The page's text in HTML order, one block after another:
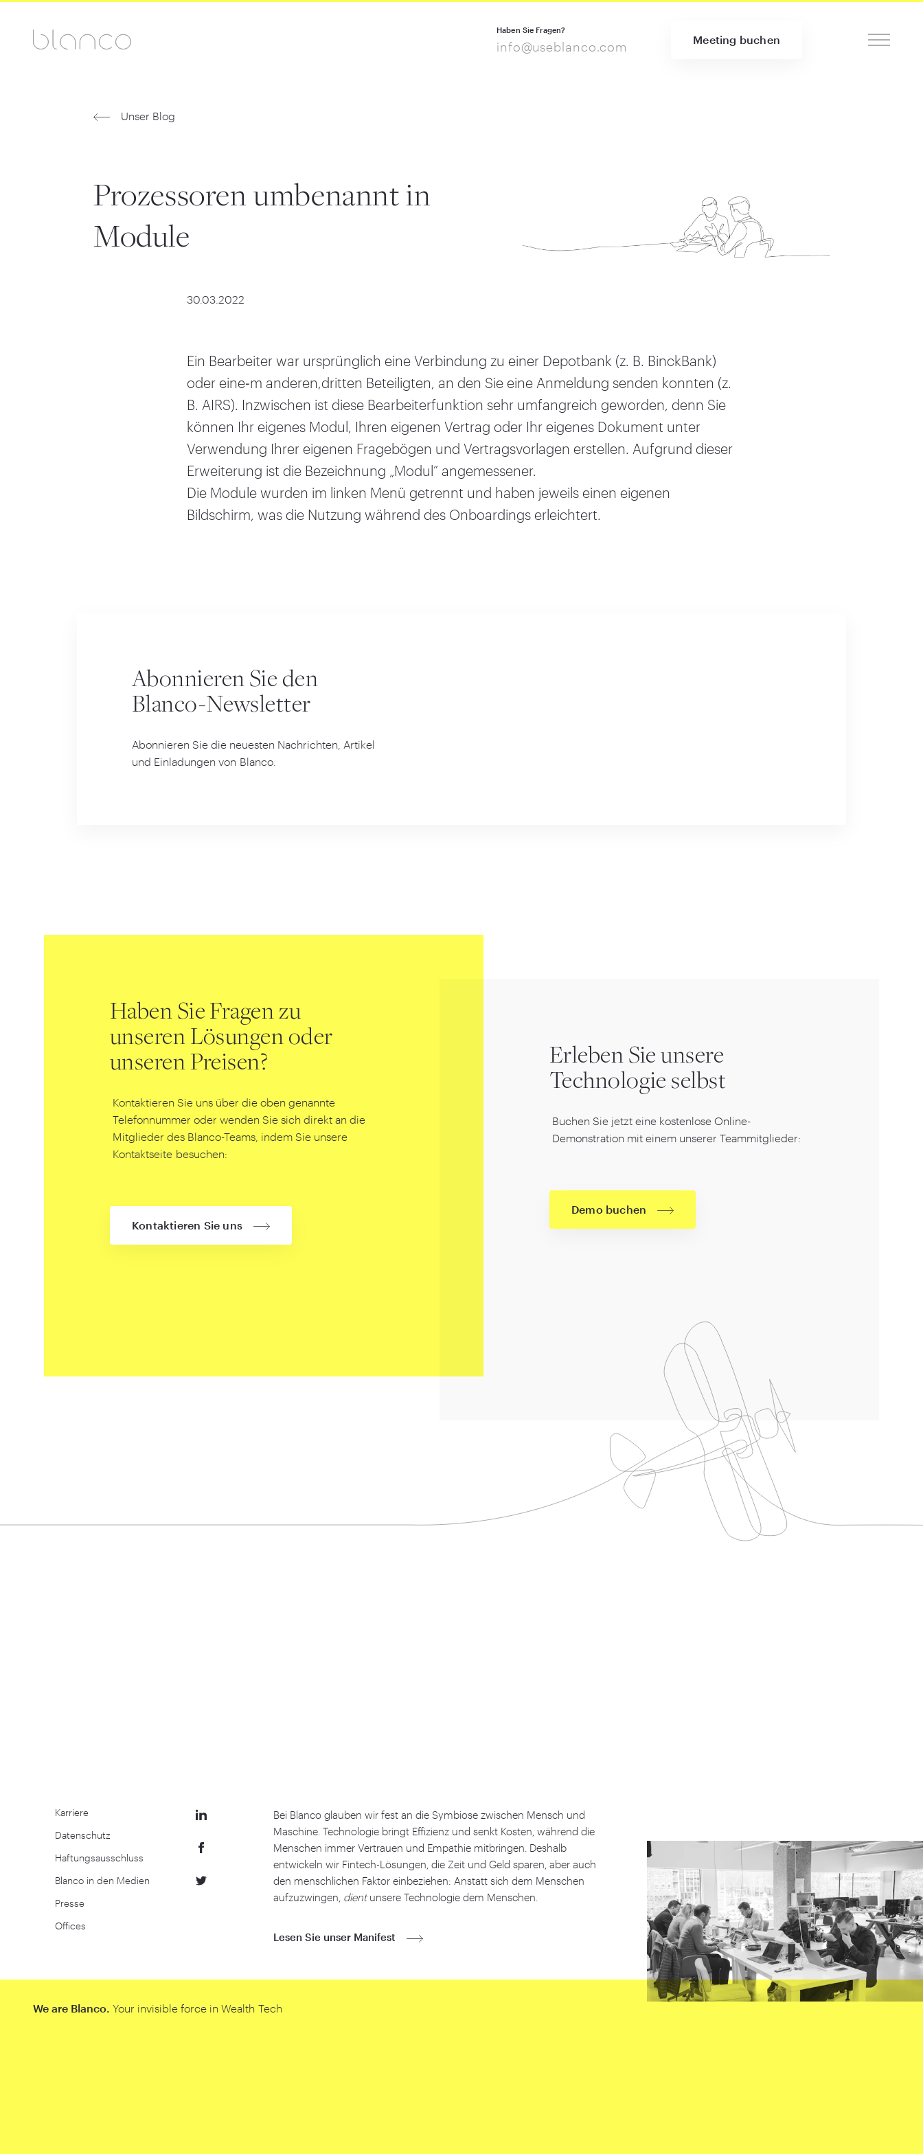
Haben Sie Fragen?
info@useblanco.com Meeting buchen
Unser Blog
Prozessoren umbenannt in
Module
30.03.2022
Ein Bearbeiter war ursprünglich eine Verbindung zu einer Depotbank (z. B. BinckBank)
oder eine‑m anderen,dritten Beteiligten, an den Sie eine Anmeldung senden konnten (z.
B. AIRS). Inzwischen ist diese Bearbeiterfunktion sehr umfangreich geworden, denn Sie
können Ihr eigenes Modul, Ihren eigenen Vertrag oder Ihr eigenes Dokument unter
Verwendung Ihrer eigenen Fragebögen und Vertragsvorlagen erstellen. Aufgrund dieser
Erweiterung ist die Bezeichnung „Modul” angemessener.
Die Module wurden im linken Menü getrennt und haben jeweils einen eigenen
Bildschirm, was die Nutzung während des Onboardings erleichtert.
Abonnieren Sie den
Blanco-Newsletter
Abonnieren Sie die neuesten Nachrichten, Artikel
und Einladungen von Blanco.
Haben Sie Fragen zu
unseren Lösungen oder
unseren Preisen?
Kontaktieren Sie uns über die oben genannte
Telefonnummer oder wenden Sie sich direkt an die
Mitglieder des Blanco-Teams, indem Sie unsere
Kontaktseite besuchen:
Kontaktieren Sie uns
Erleben Sie unsere
Technologie selbst
Buchen Sie jetzt eine kostenlose Online-
Demonstration mit einem unserer Teammitglieder:
Demo buchen
Karriere
Datenschutz
Haftungsausschluss
Blanco in den Medien
Presse
Offices
Bei Blanco glauben wir fest an die Symbiose zwischen Mensch und
Maschine. Technologie bringt Effizienz und senkt Kosten, während die
Menschen immer Vertrauen und Empathie mitbringen. Deshalb
entwickeln wir Fintech-Lösungen, die Zeit und Geld sparen, aber auch
den menschlichen Faktor einbeziehen: Anstatt sich dem Menschen
aufzuzwingen, dientunsere Technologie dem Menschen.
Lesen Sie unser Manifest
We are Blanco. Your invisible force in Wealth Tech